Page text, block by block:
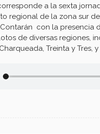
a la sexta
regional de la zona sur
con la presencia
de diversas regiones,
Treinta y Tres,